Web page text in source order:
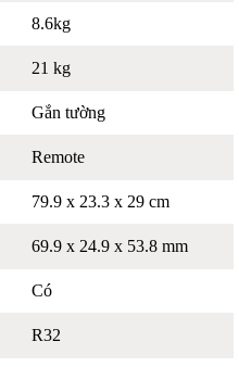
8.6kg
21 kg
Gắn tường
Remote
79.9 x 23.3 x 29 cm
69.9 x 24.9 x 53.8 mm
Có
R32